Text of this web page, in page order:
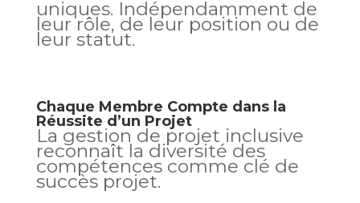
uniques. Indépendamment de
leur rôle, de leur position ou de
leur statut.
Chaque Membre Compte dans la
Réussite d’un Projet
La gestion de projet inclusive
reconnaît la diversité des
compétences comme clé de
succès projet.